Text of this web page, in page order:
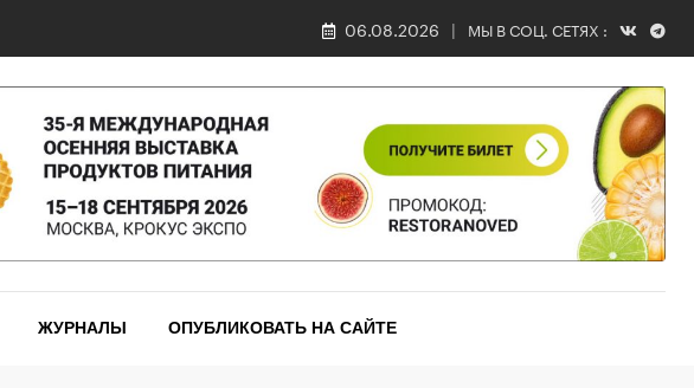
06.08.2026 МЫ В СОЦ. СЕТЯХ :
ЖУРНАЛЫ ОПУБЛИКОВАТЬ НА САЙТЕ